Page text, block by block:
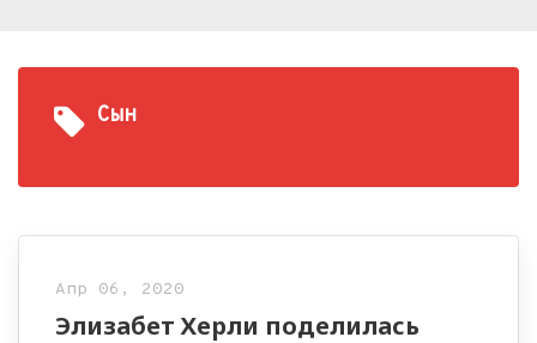
Сын
Апр 06, 2020
Элизабет Херли поделилась